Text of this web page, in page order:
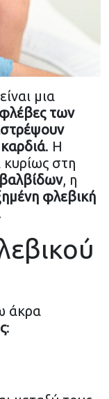
μια
φλέβες των
. Η
κυρίως στη
, η
φλεβική
άκρα
: